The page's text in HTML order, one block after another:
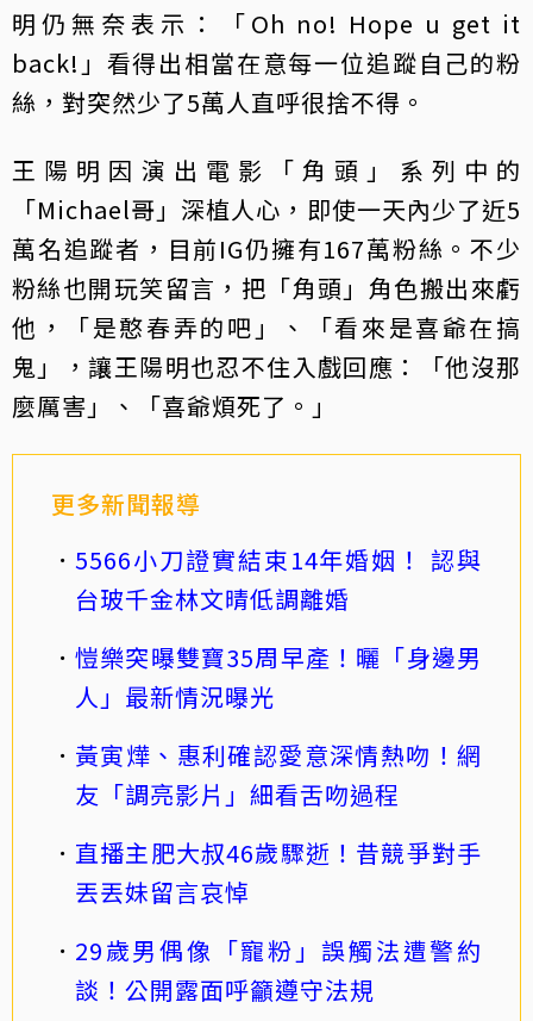
明仍無奈表示：「Oh no! Hope u get it
back!」看得出相當在意每一位追蹤自己的粉
絲，對突然少了5萬人直呼很捨不得。
王陽明因演出電影「角頭」系列中的
「Michael哥」深植人心，即使一天內少了近5
萬名追蹤者，目前IG仍擁有167萬粉絲。不少
粉絲也開玩笑留言，把「角頭」角色搬出來虧
他，「是憨春弄的吧」、「看來是喜爺在搞
鬼」，讓王陽明也忍不住入戲回應：「他沒那
麼厲害」、「喜爺煩死了。」
更多新聞報導
5566小刀證實結束14年婚姻！ 認與
台玻千金林文晴低調離婚
愷樂突曝雙寶35周早產！曬「身邊男
人」最新情況曝光
黃寅燁、惠利確認愛意深情熱吻！網
友「調亮影片」細看舌吻過程
直播主肥大叔46歲驟逝！昔競爭對手
丟丟妹留言哀悼
29歲男偶像「寵粉」誤觸法遭警約
談！公開露面呼籲遵守法規